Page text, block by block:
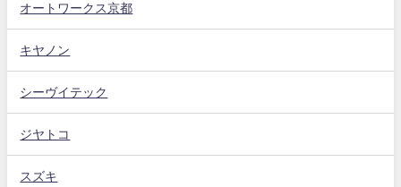
オートワークス京都
キヤノン
シーヴイテック
ジヤトコ
スズキ